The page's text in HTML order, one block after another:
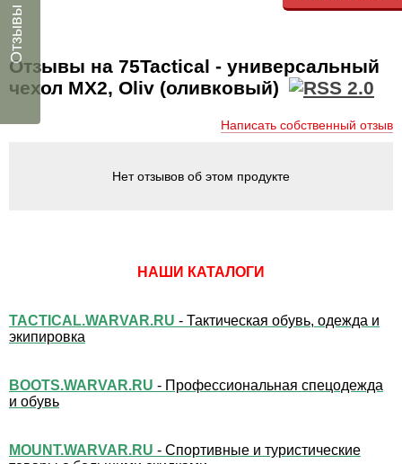
Отзывы на 75Tactical - универсальный
чехол МХ2, Oliv (оливковый)
Написать собственный отзыв
Нет отзывов об этом продукте
НАШИ КАТАЛОГИ
TACTICAL.WARVAR.RU - Тактическая обувь, одежда и
экипировка
BOOTS.WARVAR.RU - Профессиональная спецодежда
и обувь
MOUNT.WARVAR.RU - Спортивные и туристические
Отзывы